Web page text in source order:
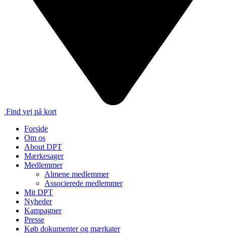
Find vej på kort
Forside
Om os
About DPT
Mærkesager
Medlemmer
Almene medlemmer
Associerede medlemmer
Mit DPT
Nyheder
Kampagner
Presse
Køb dokumenter og mærkater